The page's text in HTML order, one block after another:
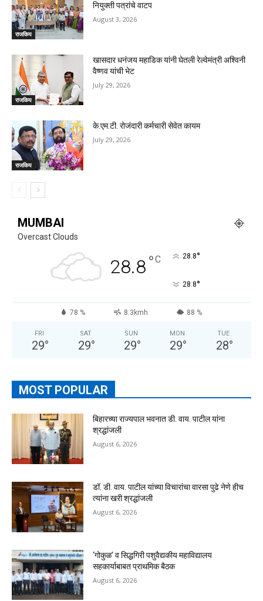
राजकिय
नियुक्ती पत्रांचे वाटप
August 3, 2026
राजकिय
खासदार धनंजय महाडिक यांनी घेतली रेल्वेमंत्री अश्विनी
वैष्णव यांची भेट
July 29, 2026
राजकिय
के.एम.टी. रोजंदारी कर्मचारी सेवेत कायम
July 29, 2026
MUMBAI
Overcast Clouds
28.8°C 28.8°
28.8°
78 % 8.3kmh 88 %
FRI
29°
SAT
29°
SUN
29°
MON
29°
TUE
28°
MOST POPULAR
बिहारच्या राज्यपाल भवनात डी. वाय. पाटील यांना
श्रद्धांजली
August 6, 2026
डॉ. डी. वाय. पाटील यांच्या विचारांचा वारसा पुढे नेणे हीच
त्यांना खरी श्रद्धांजली
August 6, 2026
‘गोकुळ’ व सिद्धगिरी पशुवैद्यकीय महाविद्यालय
सहकार्याबाबत प्राथमिक बैठक
August 6, 2026